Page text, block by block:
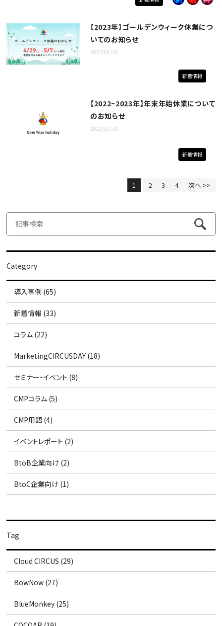
【2023年】ゴールデンウィーク休業につ
いてのお知らせ
2023/04/10
新着情報
【2022~2023年】年末年始休業について
のお知らせ
2022/11/30
新着情報
1 2 3 4 次へ >>
Category
導入事例 (65)
新着情報 (33)
コラム (22)
MarketingCIRCUSDAY (18)
セミナー・イベント (8)
CMPコラム (5)
CMP用語 (4)
イベントレポート (2)
BtoB企業向け (2)
BtoC企業向け (1)
Tag
Cloud CIRCUS (29)
BowNow (27)
BlueMonkey (25)